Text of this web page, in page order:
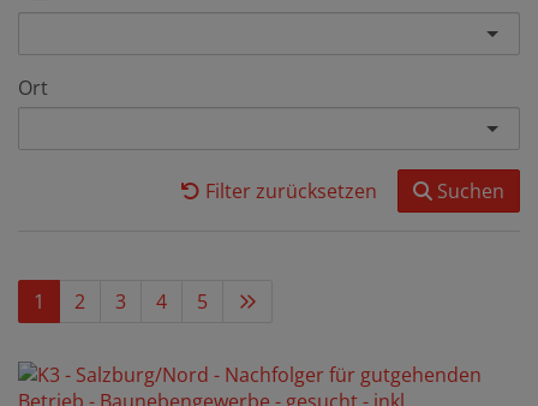
Ort
Filter zurücksetzen Suchen
1 2 3 4 5